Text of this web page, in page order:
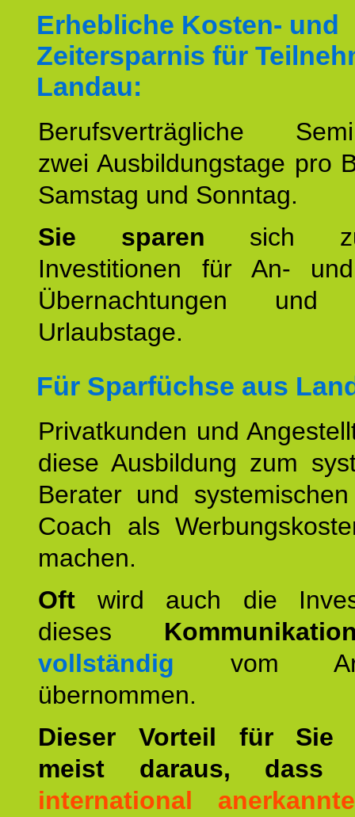
Erhebliche Kosten- und
Zeitersparnis für
Landau:
Berufsverträgliche
zwei Ausbildungstage pro
Samstag und Sonntag.
Sie sparen sich
Investitionen für An-
Übernachtungen und
Urlaubstage.
Für Sparfüchse aus
Privatkunden und
diese Ausbildung zum
Berater und
Coach als
machen.
Oft wird auch die
dieses
vollständig vom
übernommen.
Dieser Vorteil für Sie
meist daraus,
international